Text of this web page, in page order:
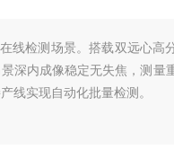
线检测场景。搭载双远心高
深内成像稳定无失焦，测量
线实现自动化批量检测。